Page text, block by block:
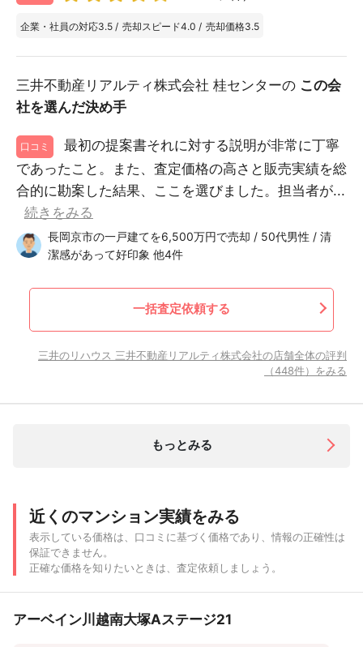
企業・社員の対応3.5 / 売却スピード4.0 / 売却価格3.5
三井不動産リアルティ株式会社 桂センターの この会
社を選んだ決め手
口コミ
最初の提案書それに対する説明が非常に丁寧
であったこと。また、査定価格の高さと販売実績を総
合的に勘案した結果、ここを選びました。担当者が...
続きをみる
長岡京市の一戸建てを6,500万円で売却 / 50代男性 / 清
潔感があって好印象 他4件
一括査定依頼する
三井のリハウス 三井不動産リアルティ株式会社の店舗全体の評判
（448件）をみる
もっとみる
近くのマンション実績をみる
表示している価格は、口コミに基づく価格であり、情報の正確性は
保証できません。
正確な価格を知りたいときは、査定依頼しましょう。
アーベイン川越南大塚Aステージ21